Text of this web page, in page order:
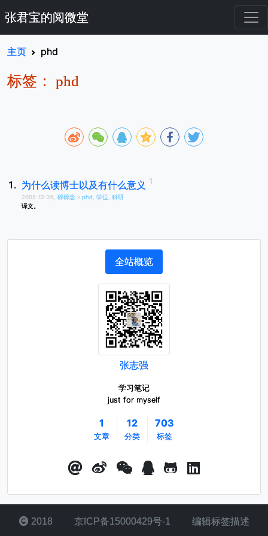
张君宝的阅微堂
主页 phd
标签： phd
为什么读博士以及有什么意义
2005-12-26, 碎碎念 » phd 学位
科研
译文。
全站概览
张志强
学习笔记
just for myself
1
文章
12
分类
703
标签
2018 京ICP备15000429号-1 编辑标签描述